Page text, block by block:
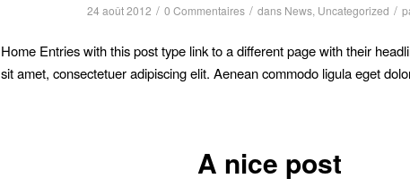
24 août 2012 / 0 Commentaires / dans News, Uncategorized /
Home Entries with this post type link to a different page with their
sit amet, consectetuer adipiscing elit. Aenean commodo ligula eget
A nice post